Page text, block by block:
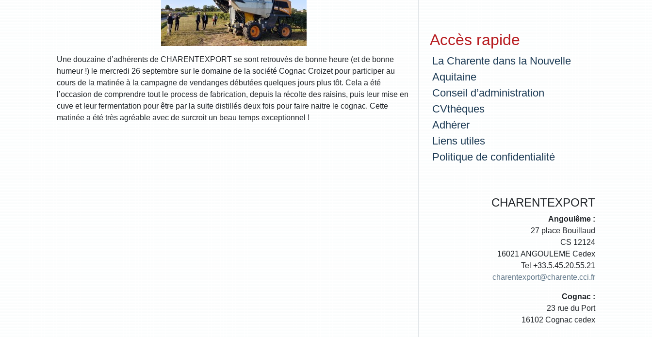
Une douzaine d’adhérents de CHARENTEXPORT se sont retrouvés de bonne heure (et de bonne
humeur !) le mercredi 26 septembre sur le domaine de la société Cognac Croizet pour participer au
cours de la matinée à la campagne de vendanges débutées quelques jours plus tôt. Cela a été
l’occasion de comprendre tout le process de fabrication, depuis la récolte des raisins, puis leur mise en
cuve et leur fermentation pour être par la suite distillés deux fois pour faire naitre le cognac. Cette
matinée a été très agréable avec de surcroit un beau temps exceptionnel !
Accès rapide
La Charente dans la Nouvelle
Aquitaine
Conseil d’administration
CVthèques
Adhérer
Liens utiles
Politique de confidentialité
CHARENTEXPORT
Angoulême :
27 place Bouillaud
CS 12124
16021 ANGOULEME Cedex
Tel +33.5.45.20.55.21
charentexport@charente.cci.fr
Cognac :
23 rue du Port
16102 Cognac cedex